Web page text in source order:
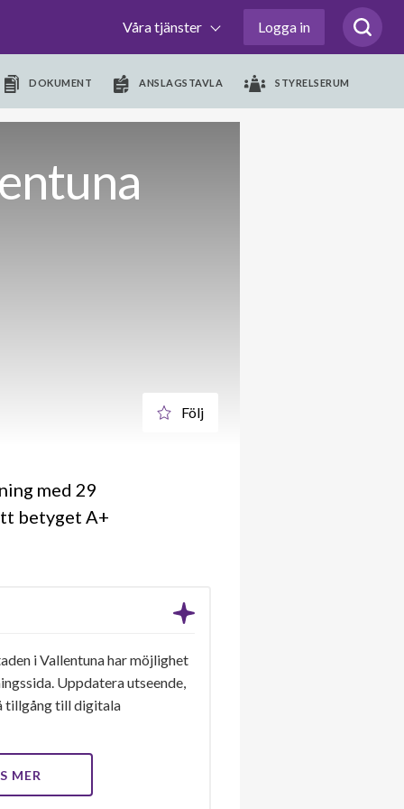
Våra tjänster Logga in
DOKUMENT ANSLAGSTAVLA STYRELSERUM
Följ
med 29
betyget A+
i Vallentuna har möjlighet
Uppdatera utseende,
tillgång till digitala
MER